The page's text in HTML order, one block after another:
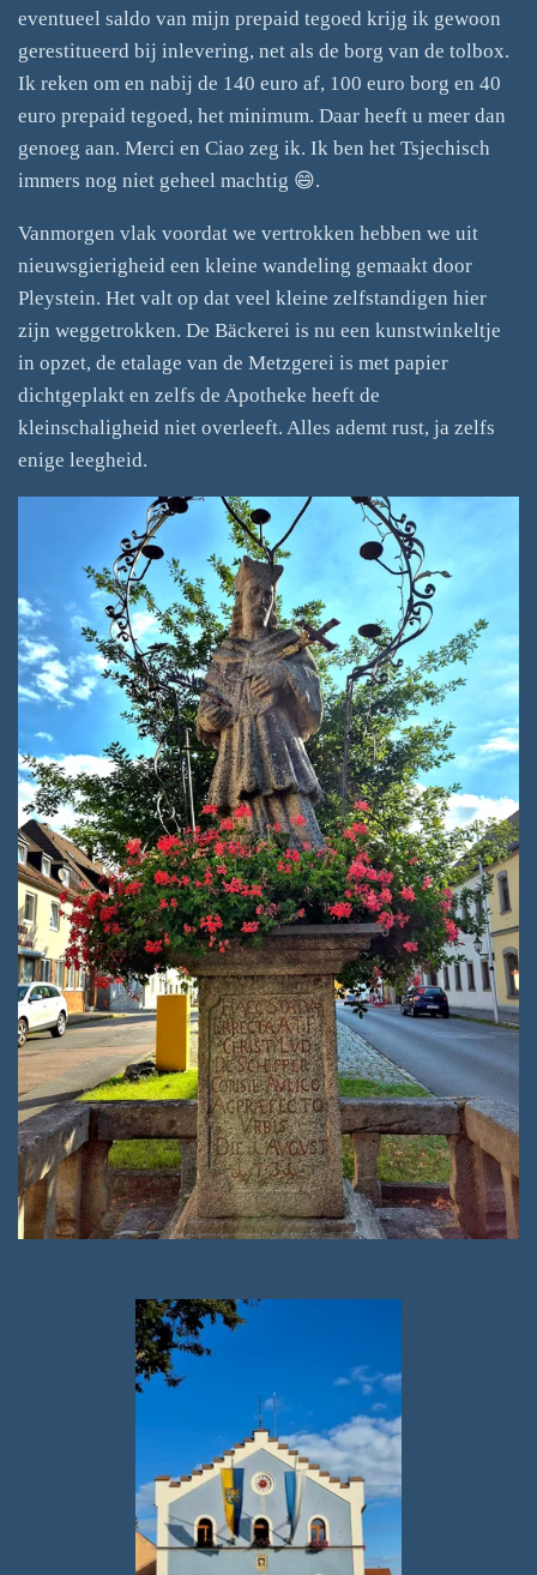
eventueel saldo van mijn prepaid tegoed krijg ik gewoon
gerestitueerd bij inlevering, net als de borg van de tolbox.
Ik reken om en nabij de 140 euro af, 100 euro borg en 40
euro prepaid tegoed, het minimum. Daar heeft u meer dan
genoeg aan. Merci en Ciao zeg ik. Ik ben het Tsjechisch
immers nog niet geheel machtig 😄.
Vanmorgen vlak voordat we vertrokken hebben we uit
nieuwsgierigheid een kleine wandeling gemaakt door
Pleystein. Het valt op dat veel kleine zelfstandigen hier
zijn weggetrokken. De Bäckerei is nu een kunstwinkeltje
in opzet, de etalage van de Metzgerei is met papier
dichtgeplakt en zelfs de Apotheke heeft de
kleinschaligheid niet overleeft. Alles ademt rust, ja zelfs
enige leegheid.